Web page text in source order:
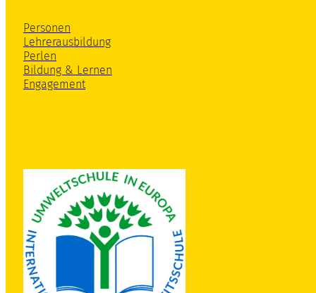
Personen
Lehrerausbildung
Perlen
Bildung & Lernen
Engagement